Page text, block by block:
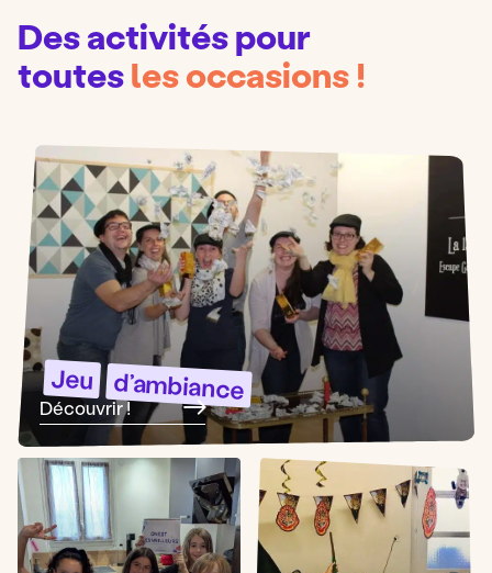
Des activités pour
toutesles occasions!
Jeu d’ambiance
Découvrir !